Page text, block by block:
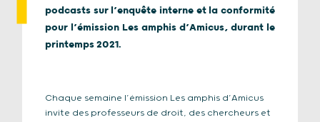
podcasts sur l’enquête interne et la conformité
pour l’émission Les amphis d’Amicus, durant le
printemps 2021.
Chaque semaine l’émission Les amphis d’Amicus
invite des professeurs de droit, des chercheurs et